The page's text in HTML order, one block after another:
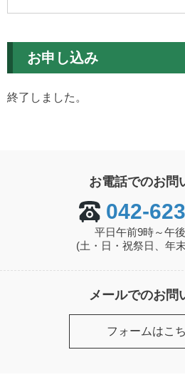
お申し込み
終了しました。
お電話でのお問
042-
平日午前9時～午
(土・日・祝祭日、年
メールでのお問
フォームはこ